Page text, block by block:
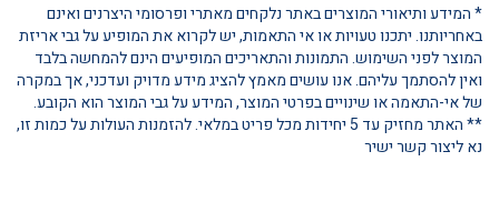
* המידע ותיאורי המוצרים באתר נלקחים מאתרי ופרסומי היצרנים ואינם
באחריותנו. יתכנו טעויות או אי התאמות, יש לקרוא את המופיע על גבי אריזת
המוצר לפני השימוש. התמונות והתאריכים המופיעים הינם להמחשה בלבד
ואין להסתמך עליהם. אנו עושים מאמץ להציג מידע מדויק ועדכני, אך במקרה
של אי-התאמה או שינויים בפרטי המוצר, המידע על גבי המוצר הוא הקובע.
** האתר מחזיק עד 5 יחידות מכל פריט במלאי. להזמנות העולות על כמות זו,
נא ליצור קשר ישיר